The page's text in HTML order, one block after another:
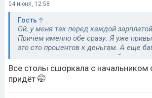
04 июня, 12:58
Гость
Ой, у меня так перед каждой
Причем именно обе сразу. Я уже
это сто процентов к деньгам. А еще
говорила, что если чешутся обе
потереть их о край стола или о
тогда сумма точно придет. Проверено -
Все столы сшоркала с начальником
придёт 🤭